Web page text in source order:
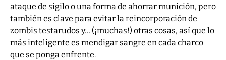
ataque de sigilo o una forma de ahorrar munición, pero
también es clave para evitar la reincorporación de
zombis testarudos y… (¡muchas!) otras cosas, así que lo
más inteligente es mendigar sangre en cada charco
que se ponga enfrente.